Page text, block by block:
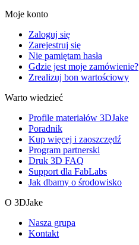
Moje konto
Zaloguj się
Zarejestruj się
Nie pamiętam hasła
Gdzie jest moje zamówienie?
Zrealizuj bon wartościowy
Warto wiedzieć
Profile materiałów 3DJake
Poradnik
Kup więcej i zaoszczędź
Program partnerski
Druk 3D FAQ
Support dla FabLabs
Jak dbamy o środowisko
O 3DJake
Nasza grupa
Kontakt